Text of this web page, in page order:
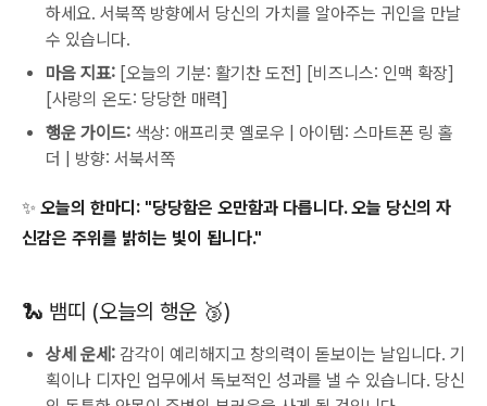
하세요. 서북쪽 방향에서 당신의 가치를 알아주는 귀인을 만날
수 있습니다.
마음 지표: [오늘의 기분: 활기찬 도전] [비즈니스: 인맥 확장]
[사랑의 온도: 당당한 매력]
행운 가이드: 색상: 애프리콧 옐로우 | 아이템: 스마트폰 링 홀
더 | 방향: 서북서쪽
✨ 오늘의 한마디: "당당함은 오만함과 다릅니다. 오늘 당신의 자
신감은 주위를 밝히는 빛이 됩니다."
🐍 뱀띠 (오늘의 행운 🥉)
상세 운세: 감각이 예리해지고 창의력이 돋보이는 날입니다. 기
획이나 디자인 업무에서 독보적인 성과를 낼 수 있습니다. 당신